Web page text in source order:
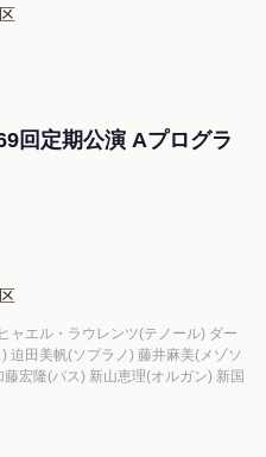
回定期公演 Aプログラ
ャエル・ラウレンツ(テノール) ダー
迫田美帆(ソプラノ) 藤井麻美(メゾソ
宏隆(バス) 新山恵理(オルガン) 新国